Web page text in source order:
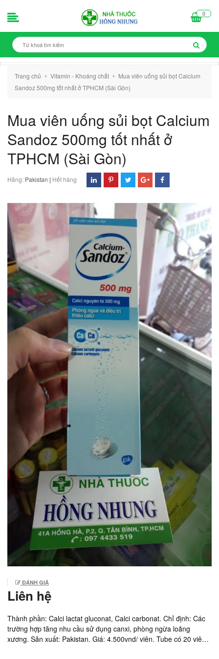
0
Trang chủ + Vitamin - Khoáng chất +
Mua viên uống sủi bọt Calcium
Sandoz 500mg tốt nhất ở TPHCM (Sài Gòn)
Mua viên uống sủi bọt Calcium
Sandoz 500mg tốt nhất ở
TPHCM (Sài Gòn)
Hãng: Pakistan | Hết hàng
ĐÁNH GIÁ
Liên hệ
Thành phần: Calci lactat gluconat, Calci carbonat. Chỉ định: Các
trường hợp tăng nhu cầu sử dụng canxi, phòng ngừa loãng
xương. Sản xuất: Pakistan. Giá: 4.500vnd/ viên. Tube có 20 viên